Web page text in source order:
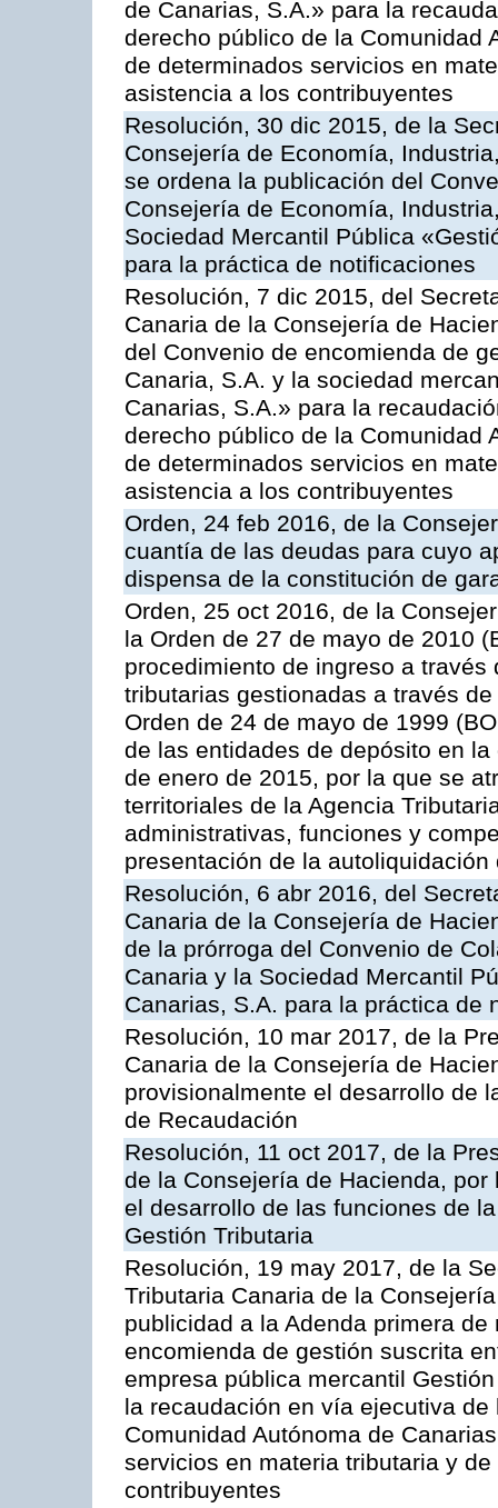
de Canarias, S.A.» para la
derecho público de la Comunidad
de determinados servicios en
asistencia a los contribuyentes
Resolución, 30 dic 2015, de la
Consejería de Economía,
se ordena la publicación del
Consejería de Economía,
Sociedad Mercantil Pública
para la práctica de notificaciones
Resolución, 7 dic 2015, del
Canaria de la Consejería de
del Convenio de encomienda de
Canaria, S.A. y la sociedad
Canarias, S.A.» para la
derecho público de la Comunidad
de determinados servicios en
asistencia a los contribuyentes
Orden, 24 feb 2016, de la
cuantía de las deudas para cuyo
dispensa de la constitución de
Orden, 25 oct 2016, de la
la Orden de 27 de mayo de 2010
procedimiento de ingreso a
tributarias gestionadas a través
Orden de 24 de mayo de 1999
de las entidades de depósito en
de enero de 2015, por la que se
territoriales de la Agencia
administrativas, funciones y
presentación de la
Resolución, 6 abr 2016, del
Canaria de la Consejería de
de la prórroga del Convenio de
Canaria y la Sociedad Mercantil
Canarias, S.A. para la práctica de
Resolución, 10 mar 2017, de la
Canaria de la Consejería de
provisionalmente el desarrollo de
de Recaudación
Resolución, 11 oct 2017, de la
de la Consejería de Hacienda,
el desarrollo de las funciones de
Gestión Tributaria
Resolución, 19 may 2017, de la
Tributaria Canaria de la
publicidad a la Adenda primera
encomienda de gestión suscrita
empresa pública mercantil
la recaudación en vía ejecutiva
Comunidad Autónoma de
servicios en materia tributaria y
contribuyentes